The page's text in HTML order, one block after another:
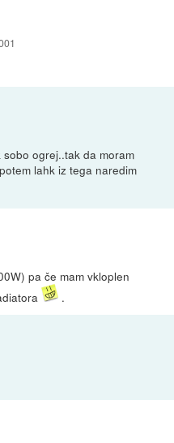
ogrej..tak da moram
lahk iz tega naredim
pa če mam vkloplen
.